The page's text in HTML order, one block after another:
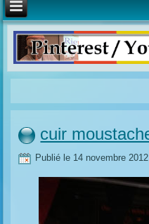
cuir
Publié le 14 novembre 2012